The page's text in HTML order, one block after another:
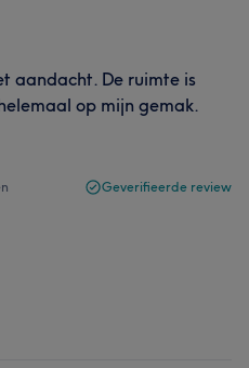
aandacht. De ruimte is
op mijn gemak.
Geverifieerde review